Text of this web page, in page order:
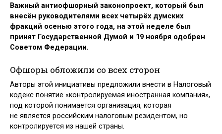
Важный антиофшорный законопроект, который был
внесён руководителями всех четырёх думских
фракций осенью этого года, на этой неделе был
принят Государственной Думой и 19 ноября одобрен
Советом Федерации.
Офшоры обложили со всех сторон
Авторы этой инициативы предложили внести в Налоговый
кодекс понятие «контролируемая иностранная компания»,
под которой понимается организация, которая
не является российским налоговым резидентом, но
контролируется из нашей страны.